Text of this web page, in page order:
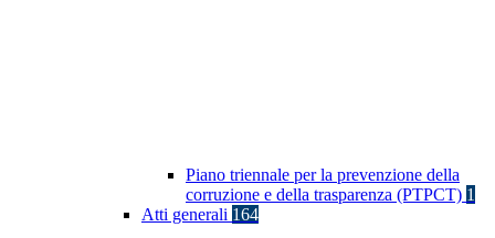
Piano triennale per la prevenzione della
corruzione e della trasparenza (PTPCT) 1
Atti generali 164